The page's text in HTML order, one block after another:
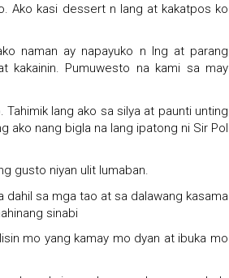
Ako kasi dessert n lang at kakatpos ko
naman ay napayuko n lng at parang
kakainin. Pumuwesto na kami sa may
lang ako sa silya at paunti unting
ako nang bigla na lang ipatong ni Sir Pol
gusto niyan ulit lumaban.
dahil sa mga tao at sa dalawang kasama
sinabi
mo yang kamay mo dyan at ibuka mo